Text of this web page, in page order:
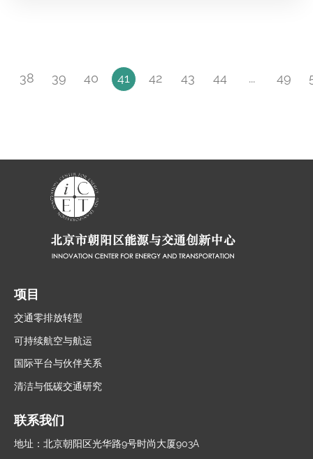
目”，协助美国卡车、巴士等商用车清洁技术
企业与中国相关企业建立合作伙伴关系，以推
38 39 40 41 42 43 44 ... 49
项目
交通零排放转型
可持续航空与航运
国际平台与伙伴关系
清洁与低碳交通研究
联系我们
地址：北京朝阳区光华路9号时尚大厦903A